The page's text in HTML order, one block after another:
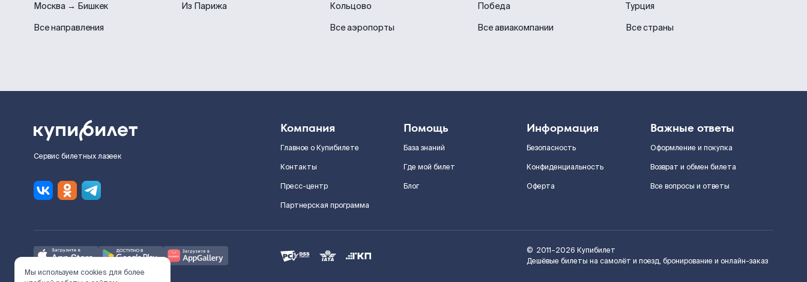
Москва → Бишкек
Все направления
Из Парижа
Кольцово
Все аэропорты
Победа
Все авиакомпании
Турция
Все страны
Сервис билетных лазеек
Компания
Главное о Купибилете
Контакты
Пресс-центр
Партнерская программа
Помощь
База знаний
Где мой билет
Блог
Информация
Безопасность
Конфиденциальность
Оферта
Важные ответы
Оформление и покупка
Возврат и обмен билета
Все вопросы и ответы
© 2011–2026 Купибилет
Дешёвые билеты на самолёт и поезд, бронирование и онлайн-заказ
Мы используем cookies для более